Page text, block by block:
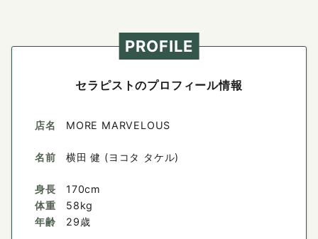
PROFILE
セラピストのプロフィール情報
店名 MORE MARVELOUS
名前 横田 健 (ヨコタ タケル)
身長
体重
年齢
170cm
58kg
29歳